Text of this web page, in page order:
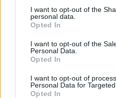
I want to opt-out of the
personal data.
Opted In
I want to opt-out of the
Personal Data.
Opted In
I want to opt-out of
Personal Data for Targeted
Opted In
Lamda: Συμφωνία με
ανάπτυξη και λειτουργία
εκπαιδευτικού ιδρύματος
στο Ελληνικό
16/05/2024 - 10:28